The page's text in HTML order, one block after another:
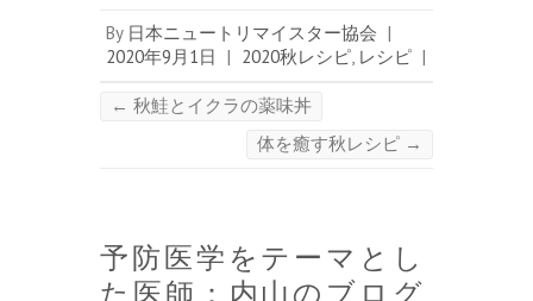
By 日本ニュートリマイスター協会 |
2020年9月1日 | 2020秋レシピ レシピ |
← 秋鮭とイクラの薬味丼
体を癒す秋レシピ →
予防医学をテーマとし
た医師：内山のブログ